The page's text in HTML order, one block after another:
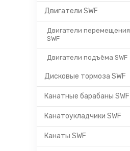
Двигатели SWF
Двигатели перемещения
SWF
Двигатели подъёма SWF
Дисковые тормоза SWF
Канатные барабаны SWF
Канатоукладчики SWF
Канаты SWF